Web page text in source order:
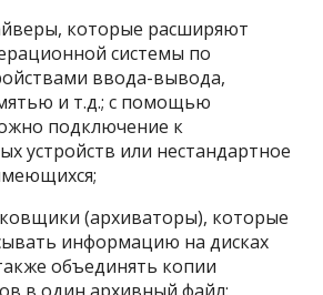
которые расширяют
системы по
ввода-вывода,
и т.д.; с помощью
подключение к
устройств или нестандартное
(архиваторы), которые
информацию на дисках
объединять копии